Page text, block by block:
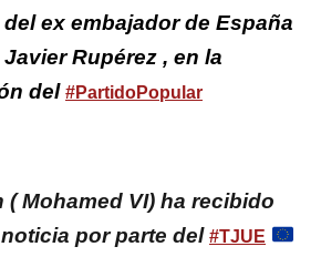
ex embajador de España
Javier Rupérez , en la
del #PartidoPopular
( Mohamed VI) ha recibido
por parte del #TJUE